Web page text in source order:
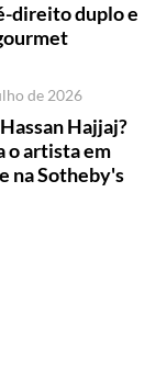
direito duplo e
de 2026
Hajjaj?
o artista em
na Sotheby's